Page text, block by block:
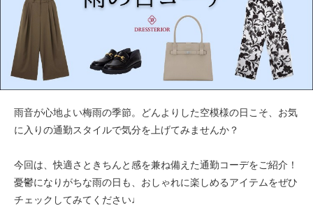
雨音が心地よい梅雨の季節。どんよりした空模様の日こそ、お気
に入りの通勤スタイルで気分を上げてみませんか？
今回は、快適さときちんと感を兼ね備えた通勤コーデをご紹介！
憂鬱になりがちな雨の日も、おしゃれに楽しめるアイテムをぜひ
チェックしてみてください♩